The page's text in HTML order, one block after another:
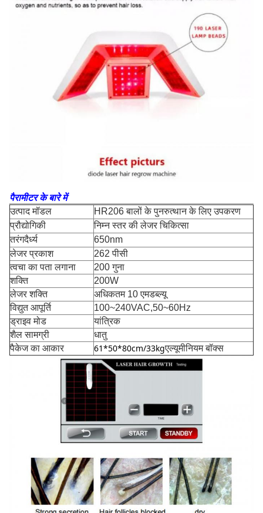
पैरामीटर के बारे में
उत्पाद मॉडल
HR206 बालों के पुनरुत्थान के लिए उपकरण
प्रौद्योगिकी
निम्न स्तर की लेजर चिकित्सा
तरंगदैर्ध्य
650nm
लेजर प्रकाश
262 पीसी
त्वचा का पता लगाना
200 गुना
शक्ति
200W
लेजर शक्ति
अधिकतम 10 एमडब्ल्यू
विद्युत आपूर्ति
100~240VAC,50~60Hz
ड्राइव मोड
यांत्रिक
शैल सामग्री
धातु
पैकेज का आकार
61*50*80cm/33kgएल्यूमीनियम बॉक्स